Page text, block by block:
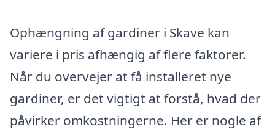
Ophængning af gardiner i Skave kan
variere i pris afhængig af flere faktorer.
Når du overvejer at få installeret nye
gardiner, er det vigtigt at forstå, hvad der
påvirker omkostningerne. Her er nogle af